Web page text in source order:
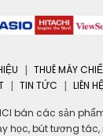
THUÊ MÁY
TIN TỨC LIÊN
bán các sản
học, bút tương